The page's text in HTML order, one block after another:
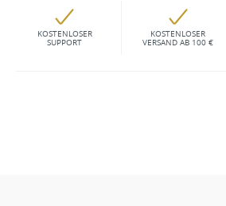
KOSTENLOSER
SUPPORT
KOSTENLOSER
VERSAND AB 100 €